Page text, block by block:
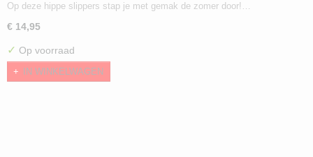
Op deze hippe slippers stap je met gemak de zomer door!…
€ 14,95
✓ Op voorraad
IN WINKELWAGEN